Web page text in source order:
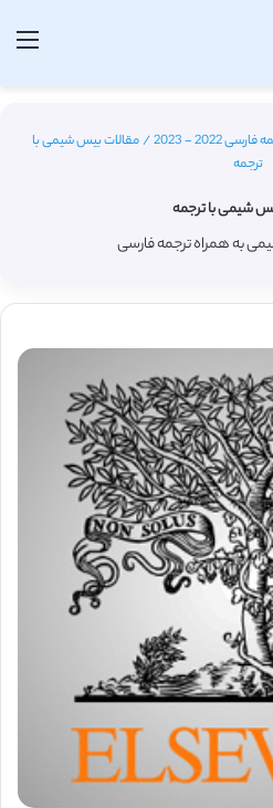
2022 - 2023
/مقالات بیس شیمی با
ترجمه
شیمی با ترجمه
به همراه ترجمه فارسی